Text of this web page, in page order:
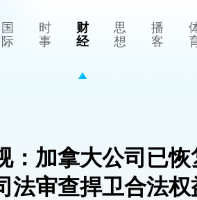
国
际
时
事
财
经
思
想
播
客
：加拿大公司已
法审查捍卫合法权